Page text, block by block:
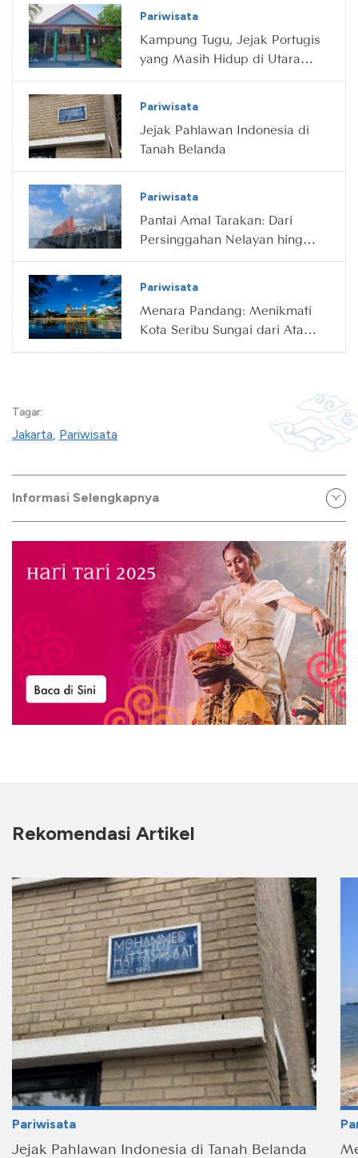
Pariwisata
Kampung Tugu, Jejak Portugis
yang Masih Hidup di Utara
Pariwisata
Jejak Pahlawan Indonesia di
Tanah Belanda
Pariwisata
Pantai Amal Tarakan: Dari
Persinggahan Nelayan hingga
Pariwisata
Menara Pandang: Menikmati
Kota Seribu Sungai dari Atas
Tagar:
Jakarta Pariwisata
Informasi Selengkapnya
Rekomendasi Artikel
Pariwisata
Jejak Pahlawan Indonesia di Tanah Belanda